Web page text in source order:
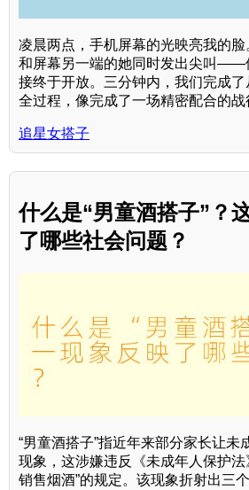
凌晨两点，手机屏幕的光映亮我的脸
和屏幕另一端的她同时发出尖叫——
接终于开放。三分钟内，我们完成
全过程，像完成了一场精密配合的战
追星女搭子
什么是“男童酒搭子”？
了哪些社会问题？
“男童酒搭子”指近年来部分家长让未
现象，这涉嫌违反《未成年人保护法
销售烟酒”的规定。该现象折射出三